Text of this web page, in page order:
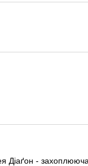
Діаґон -